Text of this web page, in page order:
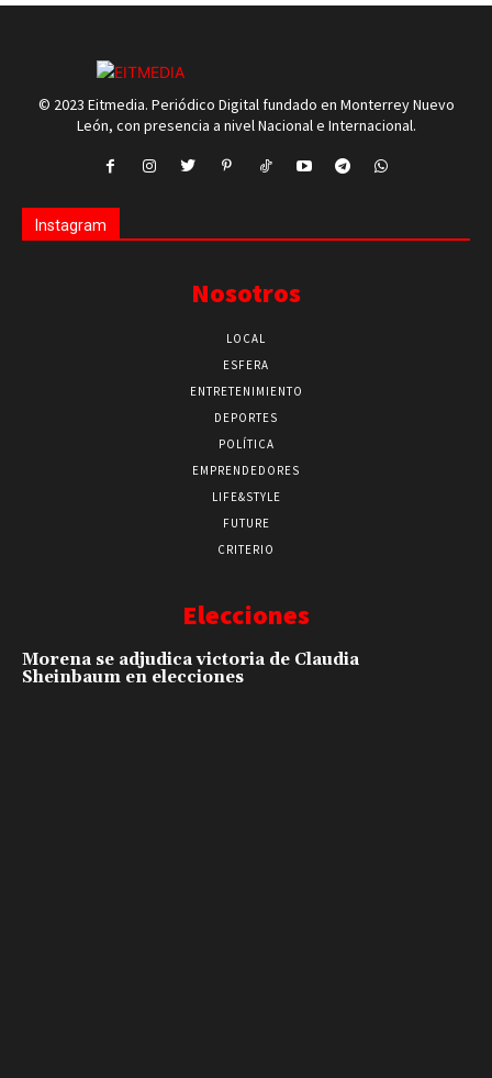
© 2023 Eitmedia. Periódico Digital fundado en Monterrey Nuevo
León, con presencia a nivel Nacional e Internacional.
Instagram
Nosotros
LOCAL
ESFERA
ENTRETENIMIENTO
DEPORTES
POLÍTICA
EMPRENDEDORES
LIFE&STYLE
FUTURE
CRITERIO
Elecciones
Morena se adjudica victoria de Claudia
Sheinbaum en elecciones